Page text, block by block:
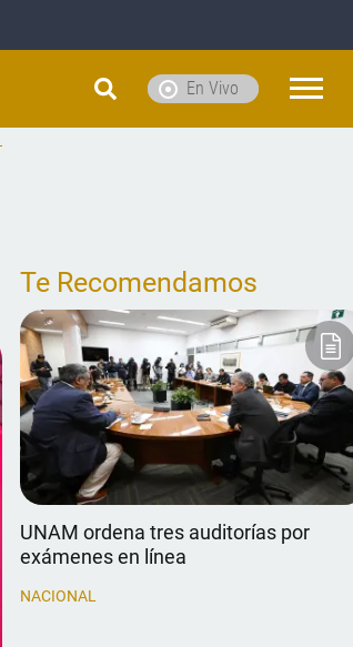
En Vivo
Te Recomendamos
UNAM ordena tres auditorías por
exámenes en línea
NACIONAL